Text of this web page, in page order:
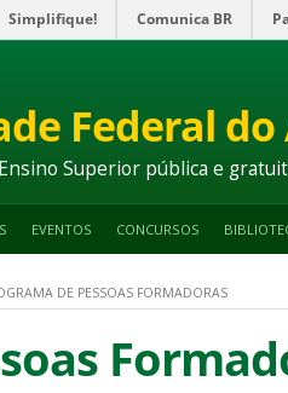
Simplifique! Comunica BR
Federal do
Superior pública e
EVENTOS CONCURSOS
DE PESSOAS FORMADORAS